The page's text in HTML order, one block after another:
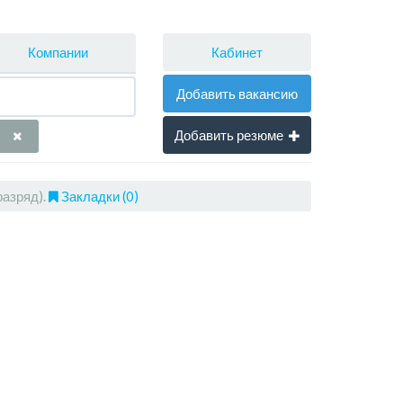
Компании Кабинет
Добавить вакансию
Добавить резюме
Закладки (0)